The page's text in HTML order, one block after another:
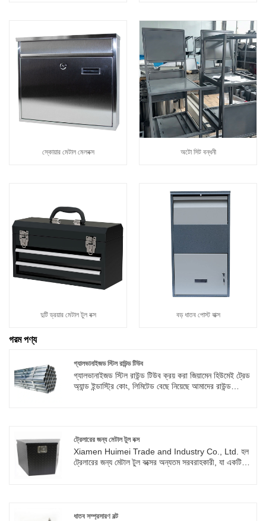
স্কোয়ার মেটাল মেলবক্স অটো সিট বন্ধনী
দুটি ড্রয়ার মেটাল টুল বক্স বড় ধাতব পোস্ট বাক্স
গরম পণ্য
গ্যালভানাইজড স্টিল রাউন্ড টিউব
গ্যালভানাইজড স্টিল রাউন্ড টিউব ক্রয় করা জিয়ামেন হিউমেই ট্রেড
অ্যান্ড ইন্ডাস্ট্রি কোং, লিমিটেড বেছে নিয়েছে আমাদের রাউন্ড
জন্য অর্থনৈতিক পছন্দ হিসাবে তৈরি করে,
ট্রেলারের জন্য মেটাল টুল বক্স
Xiamen Huimei Trade and Industry Co., Ltd. হল
ট্রেলারের জন্য মেটাল টুল বক্সের অন্যতম সরবরাহকারী, যা একটি
ধাতব সম্প্রসারণ বল্ট